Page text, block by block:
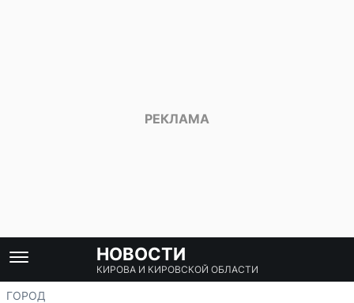
НОВОСТИ
КИРОВА И КИРОВСКОЙ ОБЛАСТИ
ГОРОД